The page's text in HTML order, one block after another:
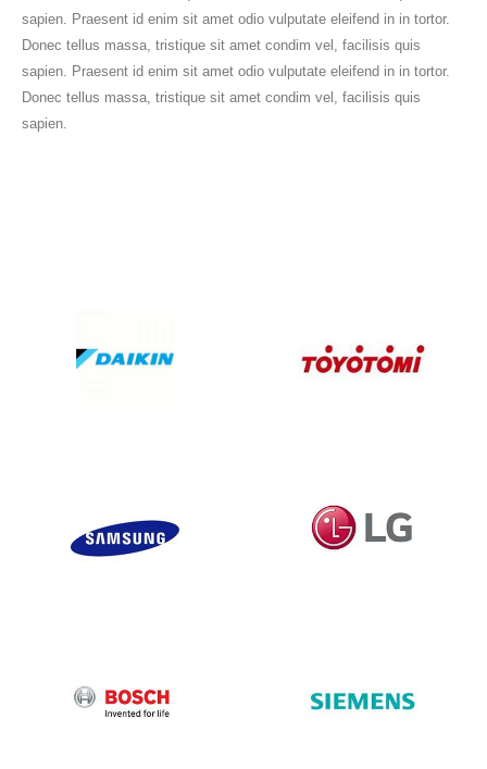
sapien. Praesent id enim sit amet odio vulputate eleifend in in tortor.
Donec tellus massa, tristique sit amet condim vel, facilisis quis
sapien. Praesent id enim sit amet odio vulputate eleifend in in tortor.
Donec tellus massa, tristique sit amet condim vel, facilisis quis
sapien.